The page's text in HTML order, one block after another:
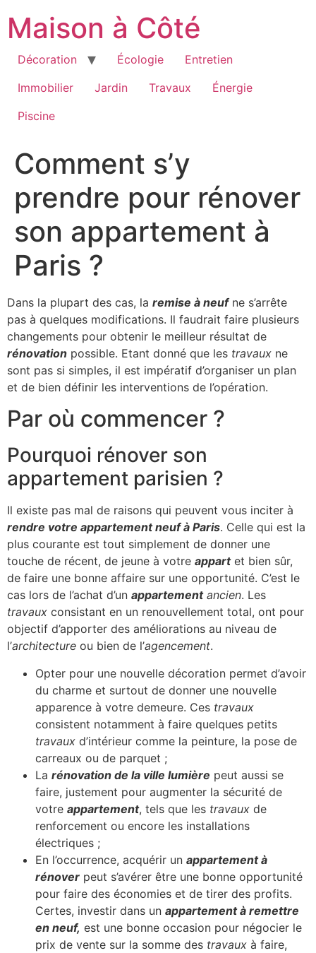
contenu
Maison à Côté
Décoration Écologie
Entretien
Immobilier
Jardin Travaux
Énergie
Piscine
Comment s’y
prendre pour rénover
son appartement à
Paris ?
Dans la plupart des cas, la remise à neufne s’arrête
pas à quelques modifications. Il faudrait faire plusieurs
changements pour obtenir le meilleur résultat de
rénovation possible. Etant donné que les travaux ne
sont pas si simples, il est impératif d’organiser un plan
et de bien définir les interventions de l’opération.
Par où commencer ?
Pourquoi rénover son
appartement parisien ?
Il existe pas mal de raisons qui peuvent vous inciter à
rendre votre appartement neuf à Paris. Celle qui est la
plus courante est tout simplement de donner une
touche de récent, de jeune à votre appartet bien sûr,
de faire une bonne affaire sur une opportunité. C’est le
cas lors de l’achat d’un appartement ancien. Les
travaux consistant en un renouvellement total, ont pour
objectif d’apporter des améliorations au niveau de
l’architecture ou bien de l’agencement.
Opter pour une nouvelle décoration permet d’avoir
du charme et surtout de donner une nouvelle
apparence à votre demeure. Ces travaux
consistent notamment à faire quelques petits
travaux d’intérieur comme la peinture, la pose de
carreaux ou de parquet ;
La rénovation de la ville lumière peut aussi se
faire, justement pour augmenter la sécurité de
votre appartement, tels que les travaux de
renforcement ou encore les installations
électriques ;
En l’occurrence, acquérir un appartement à
rénover peut s’avérer être une bonne opportunité
pour faire des économies et de tirer des profits.
Certes, investir dans un appartement à remettre
en neuf, est une bonne occasion pour négocier le
prix de vente sur la somme des travaux à faire,